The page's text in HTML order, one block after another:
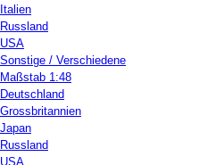
Italien
Russland
USA
Sonstige / Verschiedene
Maßstab 1:48
Deutschland
Grossbritannien
Japan
Russland
USA